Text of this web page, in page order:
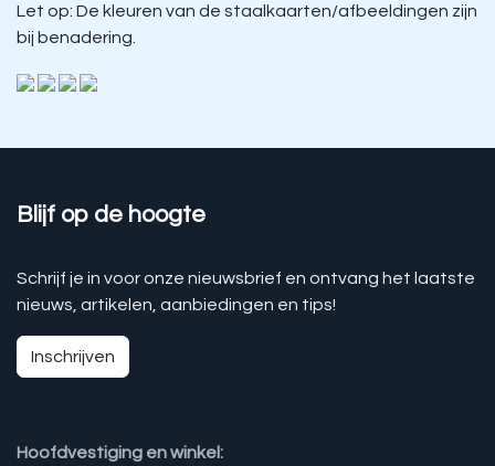
Let op: De kleuren van de staalkaarten/afbeeldingen zijn
bij benadering.
Blijf op de hoogte
Schrijf je in voor onze nieuwsbrief en ontvang het laatste
nieuws, artikelen, aanbiedingen en tips!
Inschrijven
Hoofdvestiging en winkel: